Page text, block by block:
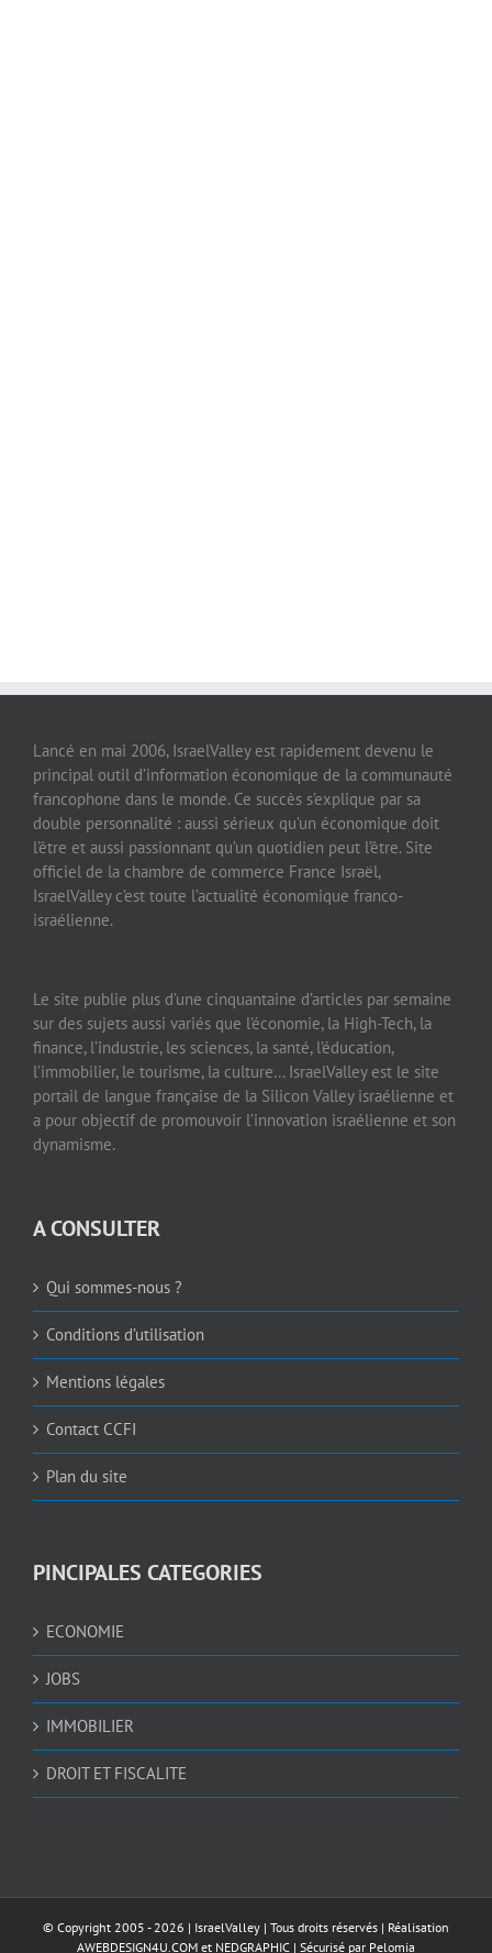
Lancé en mai 2006, IsraelValley est rapidement devenu le
principal outil d’information économique de la communauté
francophone dans le monde. Ce succès s’explique par sa
double personnalité : aussi sérieux qu’un économique doit
l’être et aussi passionnant qu’un quotidien peut l’être. Site
officiel de la chambre de commerce France Israël,
IsraelValley c’est toute l’actualité économique franco-
israélienne.
Le site publie plus d’une cinquantaine d’articles par semaine
sur des sujets aussi variés que l’économie, la High-Tech, la
finance, l’industrie, les sciences, la santé, l’éducation,
l’immobilier, le tourisme, la culture… IsraelValley est le site
portail de langue française de la Silicon Valley israélienne et
a pour objectif de promouvoir l’innovation israélienne et son
dynamisme.
A CONSULTER
Qui sommes-nous ?
Conditions d’utilisation
Mentions légales
Contact CCFI
Plan du site
PINCIPALES CATEGORIES
ECONOMIE
JOBS
IMMOBILIER
DROIT ET FISCALITE
© Copyright 2005 -2026 | IsraelValley | Tous droits réservés | Réalisation
AWEBDESIGN4U.COM et NEDGRAPHIC | Sécurisé par Pelomia